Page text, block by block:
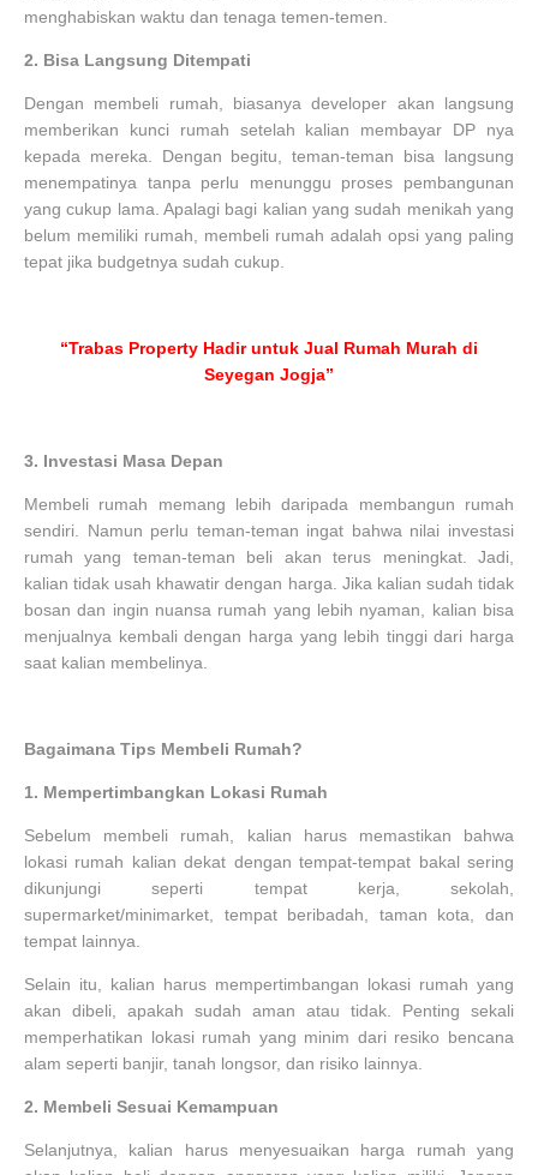
menghabiskan waktu dan tenaga temen-temen.
2. Bisa Langsung Ditempati
Dengan membeli rumah, biasanya developer akan langsung
memberikan kunci rumah setelah kalian membayar DP nya
kepada mereka. Dengan begitu, teman-teman bisa langsung
menempatinya tanpa perlu menunggu proses pembangunan
yang cukup lama. Apalagi bagi kalian yang sudah menikah yang
belum memiliki rumah, membeli rumah adalah opsi yang paling
tepat jika budgetnya sudah cukup.
“Trabas Property Hadir untuk Jual Rumah Murah di
Seyegan Jogja”
3. Investasi Masa Depan
Membeli rumah memang lebih daripada membangun rumah
sendiri. Namun perlu teman-teman ingat bahwa nilai investasi
rumah yang teman-teman beli akan terus meningkat. Jadi,
kalian tidak usah khawatir dengan harga. Jika kalian sudah tidak
bosan dan ingin nuansa rumah yang lebih nyaman, kalian bisa
menjualnya kembali dengan harga yang lebih tinggi dari harga
saat kalian membelinya.
Bagaimana Tips Membeli Rumah?
1. Mempertimbangkan Lokasi Rumah
Sebelum membeli rumah, kalian harus memastikan bahwa
lokasi rumah kalian dekat dengan tempat-tempat bakal sering
dikunjungi seperti tempat kerja, sekolah,
supermarket/minimarket, tempat beribadah, taman kota, dan
tempat lainnya.
Selain itu, kalian harus mempertimbangan lokasi rumah yang
akan dibeli, apakah sudah aman atau tidak. Penting sekali
memperhatikan lokasi rumah yang minim dari resiko bencana
alam seperti banjir, tanah longsor, dan risiko lainnya.
2. Membeli Sesuai Kemampuan
Selanjutnya, kalian harus menyesuaikan harga rumah yang